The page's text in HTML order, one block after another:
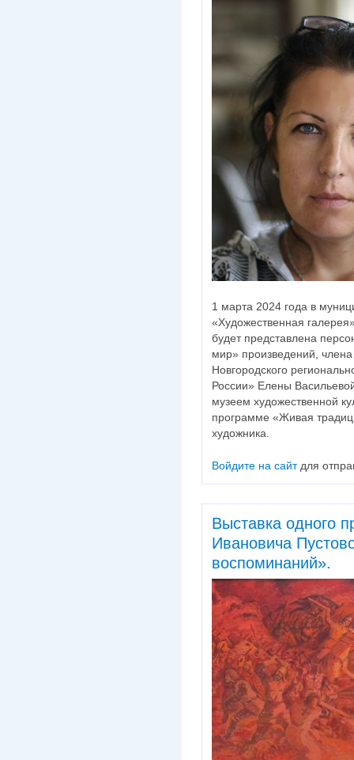
1 марта 2024 года в
«Художественная
будет представлена
мир» произведений, члена
Новгородского
России» Елены
музеем художественной
программе «Живая
художника.
Войдите на сайтдля
Выставка одного
Ивановича
воспоминаний».